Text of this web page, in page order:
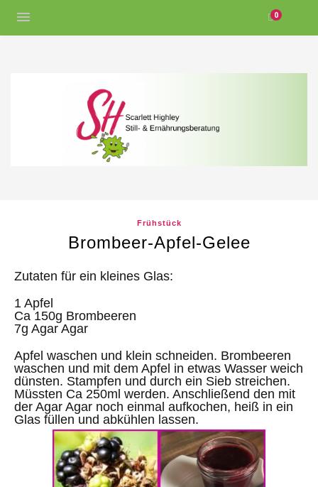
0
Frühstück
Brombeer-Apfel-Gelee
Zutaten für ein kleines Glas:
1 Apfel
Ca 150g Brombeeren
7g Agar Agar
Apfel waschen und klein schneiden. Brombeeren
waschen und mit dem Apfel in etwas Wasser weich
dünsten. Stampfen und durch ein Sieb streichen.
Müssten Ca 250ml werden. Anschließend den mit
der Agar Agar noch einmal aufkochen, heiß in ein
Glas füllen und abkühlen lassen.